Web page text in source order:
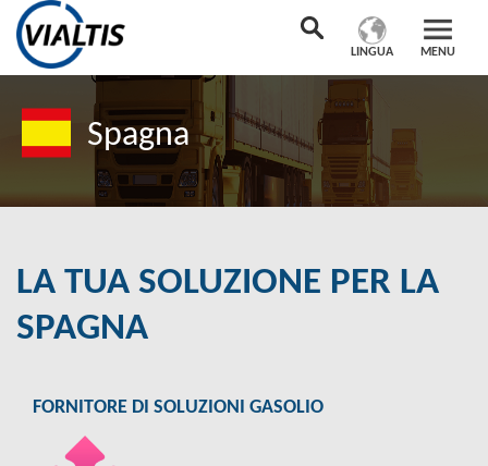
MENU
LINGUA
Spagna
LA TUA SOLUZIONE PER LA
SPAGNA
FORNITORE DI SOLUZIONI GASOLIO